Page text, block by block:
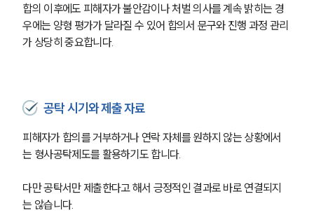
합의 이후에도 피해자가 불안감이나 처벌 의사를 계속 밝히는 경
우에는 양형 평가가 달라질 수 있어 합의서 문구와 진행 과정 관리
가 상당히 중요합니다.
공탁 시기와 제출 자료
피해자가 합의를 거부하거나 연락 자체를 원하지 않는 상황에서
는 형사공탁제도를 활용하기도 합니다.
다만 공탁서만 제출한다고 해서 긍정적인 결과로 바로 연결되지
는 않습니다.